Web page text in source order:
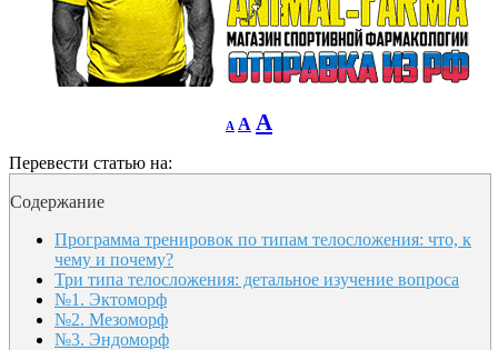
A
Decrease
font
A Reset
font
A
size.
Перевести статью на:
Содержание
Программа тренировок по типам телосложения: что, к
чему и почему?
Три типа телосложения: детальное изучение вопроса
№1. Эктоморф
№2. Мезоморф
№3. Эндоморф